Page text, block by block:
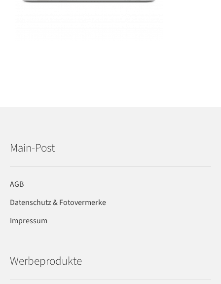
Main-Post
AGB
Datenschutz & Fotovermerke
Impressum
Werbeprodukte